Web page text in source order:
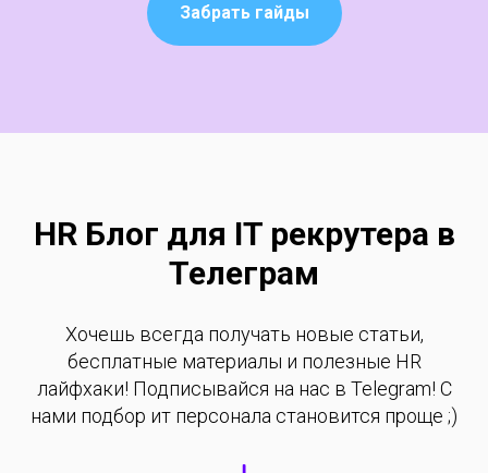
Забрать гайды
HR Блог для IT рекрутера в
Телеграм
Хочешь всегда получать новые статьи,
бесплатные материалы и полезные HR
лайфхаки! Подписывайся на нас в Telegram! С
нами подбор ит персонала становится проще ;)